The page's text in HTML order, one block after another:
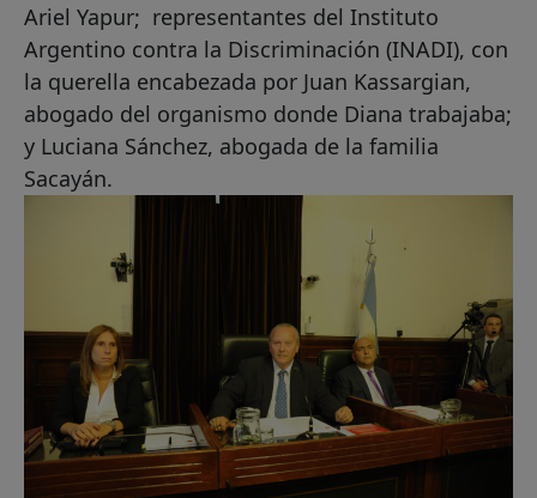
Ariel Yapur; representantes del Instituto
Argentino contra la Discriminación (INADI), con
la querella encabezada por Juan Kassargian,
abogado del organismo donde Diana trabajaba;
y Luciana Sánchez, abogada de la familia
Sacayán.